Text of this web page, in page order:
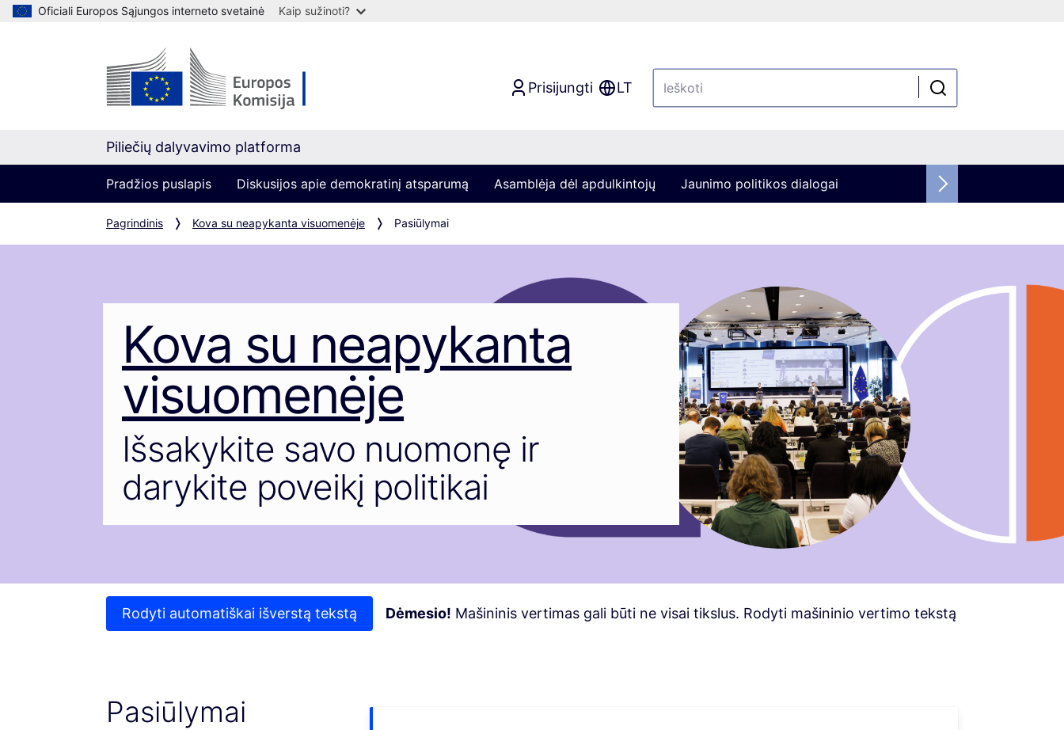
Oficiali Europos Sąjungos interneto svetainė Kaip sužinoti?
Prisijungti LT
Piliečių dalyvavimo platforma
Pradžios puslapis Diskusijos apie demokratinį atsparumą Asamblėja dėl apdulkintojų Jaunimo politikos dialogai
Pagrindinis Kova su neapykanta visuomenėje Pasiūlymai
Kova su neapykanta
visuomenėje
Išsakykite savo nuomonę ir
darykite poveikį politikai
Rodyti automatiškai išverstą tekstą Dėmesio! Mašininis vertimas gali būti ne visai tikslus. Rodyti mašininio vertimo tekstą
Pasiūlymai